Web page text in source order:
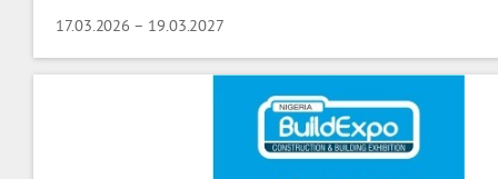
17.03.2026 – 19.03.2027